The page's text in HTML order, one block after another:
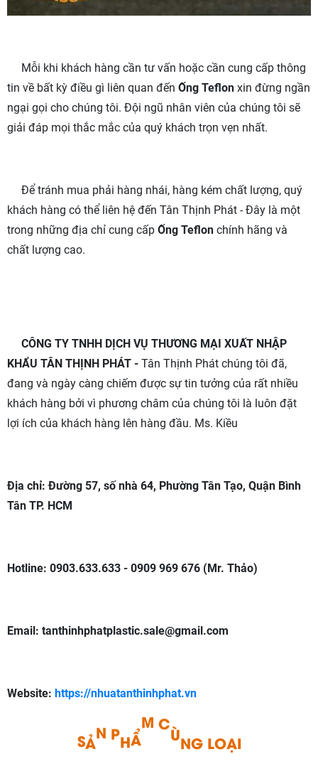
Mỗi khi khách hàng cần tư vấn hoặc cần cung cấp thông
tin về bất kỳ điều gì liên quan đến Ống Teflon xin đừng ngần
ngại gọi cho chúng tôi. Đội ngũ nhân viên của chúng tôi sẽ
giải đáp mọi thắc mắc của quý khách trọn vẹn nhất.
Để tránh mua phải hàng nhái, hàng kém chất lượng, quý
khách hàng có thể liên hệ đến Tân Thịnh Phát - Đây là một
trong những địa chỉ cung cấp Ống Teflon chính hãng và
chất lượng cao.
CÔNG TY TNHH DỊCH VỤ THƯƠNG MẠI XUẤT NHẬP
KHẨU TÂN THỊNH PHÁT - Tân Thịnh Phát chúng tôi đã,
đang và ngày càng chiếm được sự tin tưởng của rất nhiều
khách hàng bởi vì phương châm của chúng tôi là luôn đặt
lợi ích của khách hàng lên hàng đầu. Ms. Kiều
Địa chỉ: Đường 57, số nhà 64, Phường Tân Tạo, Quận Bình
Tân TP. HCM
Hotline: 0903.633.633 - 0909 969 676 (Mr. Thảo)
Email: tanthinhphatplastic.sale@gmail.com
Website: https://nhuatanthinhphat.vn
SẢN PHẨM ÙNG LOẠI